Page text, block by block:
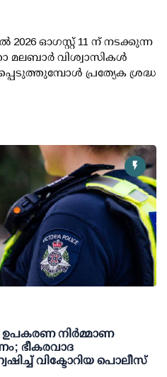
ഓഗസ്റ്റ് 11 ന് നടക്കുന്ന
മലബാർ വിശ്വാസികൾ
പ്രത്യേക ശ്രദ്ധ
നിര്‍മ്മാണ
ഭീകരവാദ
വിക്ടോറിയ പൊലീസ്